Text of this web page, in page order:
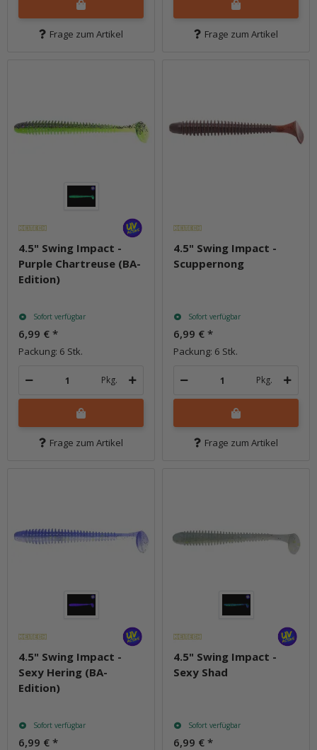
Frage zum Artikel Frage zum Artikel
4.5" Swing Impact -
Purple Chartreuse (BA-
Edition)
Sofort verfügbar
6,99 € *
Packung: 6 Stk.
Pkg.
Frage zum Artikel
4.5" Swing Impact -
Scuppernong
Sofort verfügbar
6,99 € *
Packung: 6 Stk.
Pkg.
Frage zum Artikel
4.5" Swing Impact -
Sexy Hering (BA-
Edition)
Sofort verfügbar
6,99 € *
4.5" Swing Impact -
Sexy Shad
Sofort verfügbar
6,99 € *